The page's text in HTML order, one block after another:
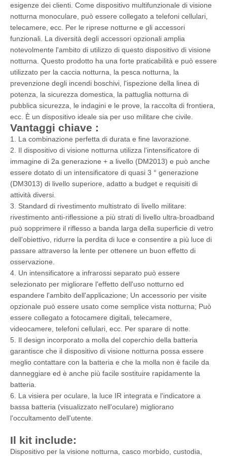
esigenze dei clienti. Come dispositivo multifunzionale di visione
notturna monoculare, può essere collegato a telefoni cellulari,
telecamere, ecc. Per le riprese notturne e gli accessori
funzionali. La diversità degli accessori opzionali amplia
notevolmente l'ambito di utilizzo di questo dispositivo di visione
notturna. Questo prodotto ha una forte praticabilità e può essere
utilizzato per la caccia notturna, la pesca notturna, la
prevenzione degli incendi boschivi, l'ispezione della linea di
potenza, la sicurezza domestica, la pattuglia notturna di
pubblica sicurezza, le indagini e le prove, la raccolta di frontiera,
ecc. È un dispositivo ideale sia per uso militare che civile.
Vantaggi chiave :
1. La combinazione perfetta di durata e fine lavorazione.
2. Il dispositivo di visione notturna utilizza l'intensificatore di
immagine di 2a generazione + a livello (DM2013) e può anche
essere dotato di un intensificatore di quasi 3 ° generazione
(DM3013) di livello superiore, adatto a budget e requisiti di
attività diversi.
3. Standard di rivestimento multistrato di livello militare:
rivestimento anti-riflessione a più strati di livello ultra-broadband
può sopprimere il riflesso a banda larga della superficie di vetro
dell'obiettivo, ridurre la perdita di luce e consentire a più luce di
passare attraverso la lente per ottenere un buon effetto di
osservazione.
4. Un intensificatore a infrarossi separato può essere
selezionato per migliorare l'effetto dell'uso notturno ed
espandere l'ambito dell'applicazione; Un accessorio per visite
opzionale può essere usato come semplice vista notturna; Può
essere collegato a fotocamere digitali, telecamere,
videocamere, telefoni cellulari, ecc. Per sparare di notte.
5. Il design incorporato a molla del coperchio della batteria
garantisce che il dispositivo di visione notturna possa essere
meglio contattare con la batteria e che la molla non è facile da
danneggiare ed è anche più facile sostituire rapidamente la
batteria.
6. La visiera per oculare, la luce IR integrata e l'indicatore a
bassa batteria (visualizzato nell'oculare) migliorano
l'occultamento dell'utente.
Il kit include:
Dispositivo per la visione notturna, casco morbido, custodia,